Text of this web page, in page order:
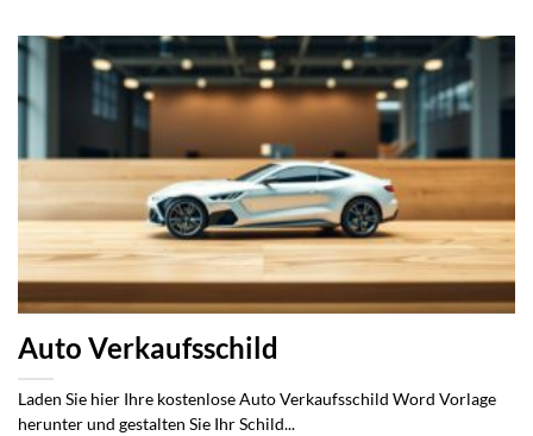
Auto Verkaufsschild
Laden Sie hier Ihre kostenlose Auto Verkaufsschild Word Vorlage
herunter und gestalten Sie Ihr Schild...